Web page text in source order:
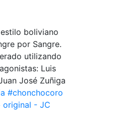
boliviano
por Sangre.
utilizando
Luis
José Zuñiga
#chonchocoro
- JC